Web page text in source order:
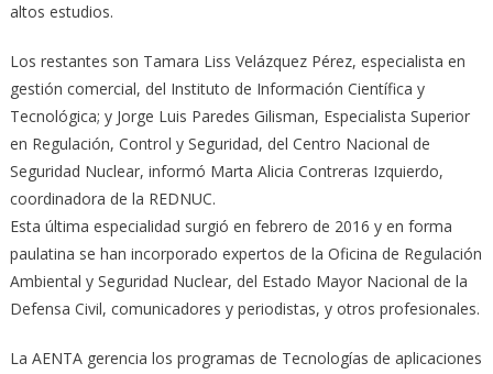
altos estudios.
Los restantes son Tamara Liss Velázquez Pérez, especialista en
gestión comercial, del Instituto de Información Científica y
Tecnológica; y Jorge Luis Paredes Gilisman, Especialista Superior
en Regulación, Control y Seguridad, del Centro Nacional de
Seguridad Nuclear, informó Marta Alicia Contreras Izquierdo,
coordinadora de la REDNUC.
Esta última especialidad surgió en febrero de 2016 y en forma
paulatina se han incorporado expertos de la Oficina de Regulación
Ambiental y Seguridad Nuclear, del Estado Mayor Nacional de la
Defensa Civil, comunicadores y periodistas, y otros profesionales.
La AENTA gerencia los programas de Tecnologías de aplicaciones